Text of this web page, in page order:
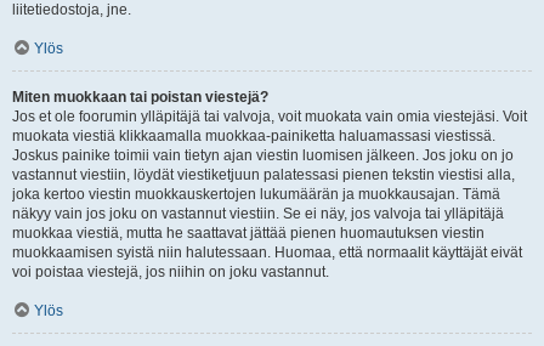
liitetiedostoja, jne.
Ylös
Miten muokkaan tai poistan viestejä?
Jos et ole foorumin ylläpitäjä tai valvoja, voit muokata vain omia viestejäsi. Voit
muokata viestiä klikkaamalla muokkaa-painiketta haluamassasi viestissä.
Joskus painike toimii vain tietyn ajan viestin luomisen jälkeen. Jos joku on jo
vastannut viestiin, löydät viestiketjuun palatessasi pienen tekstin viestisi alla,
joka kertoo viestin muokkauskertojen lukumäärän ja muokkausajan. Tämä
näkyy vain jos joku on vastannut viestiin. Se ei näy, jos valvoja tai ylläpitäjä
muokkaa viestiä, mutta he saattavat jättää pienen huomautuksen viestin
muokkaamisen syistä niin halutessaan. Huomaa, että normaalit käyttäjät eivät
voi poistaa viestejä, jos niihin on joku vastannut.
Ylös